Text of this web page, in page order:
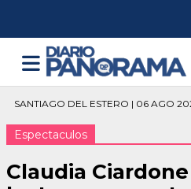
SANTIAGO DEL ESTERO | 06 AGO
Espectaculos
Claudia